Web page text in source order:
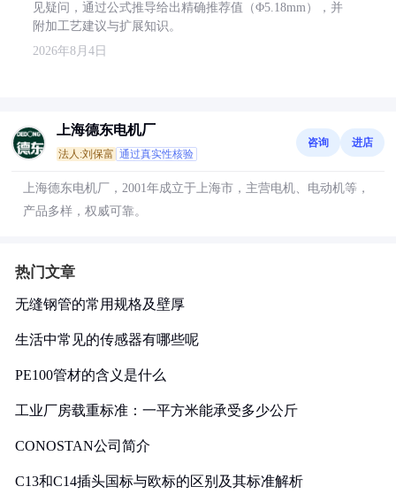
见疑问，通过公式推导给出精确推荐值（Φ5.18mm），并
附加工艺建议与扩展知识。
2026年8月4日
上海德东电机厂
法人:刘保富 通过真实性核验
咨询 进店
上海德东电机厂，2001年成立于上海市，主营电机、电动机等，
产品多样，权威可靠。
热门文章
无缝钢管的常用规格及壁厚
生活中常见的传感器有哪些呢
PE100管材的含义是什么
工业厂房载重标准：一平方米能承受多少公斤
CONOSTAN公司简介
C13和C14插头国标与欧标的区别及其标准解析